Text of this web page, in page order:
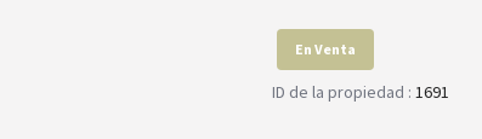
En Venta
ID de la propiedad : 1691